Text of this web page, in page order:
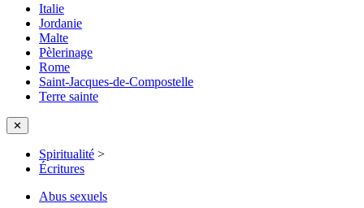
Italie
Jordanie
Malte
Pèlerinage
Rome
Saint-Jacques-de-Compostelle
Terre sainte
✕
Spiritualité >
Écritures
Abus sexuels